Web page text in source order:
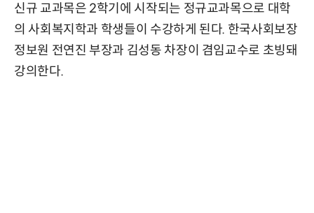
신규 교과목은 2학기에 시작되는 정규교과목으로 대학
의 사회복지학과 학생들이 수강하게 된다. 한국사회보장
정보원 전연진 부장과 김성동 차장이 겸임교수로 초빙돼
강의한다.